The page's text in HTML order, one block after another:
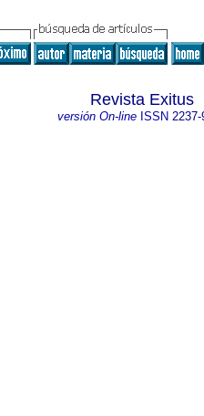
Revista Exitus
versión On-line ISSN 2237-